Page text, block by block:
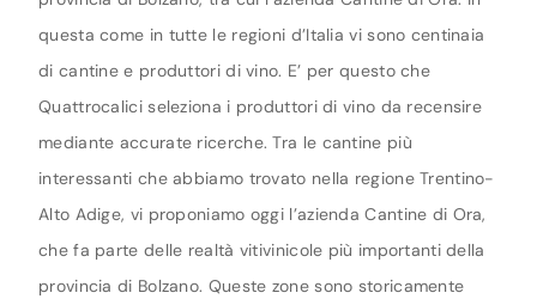
questa come in tutte le regioni d’Italia vi sono centinaia
di cantine e produttori di vino. E’ per questo che
Quattrocalici seleziona i produttori di vino da recensire
mediante accurate ricerche. Tra le cantine più
interessanti che abbiamo trovato nella regione Trentino-
Alto Adige, vi proponiamo oggi l’azienda Cantine di Ora,
che fa parte delle realtà vitivinicole più importanti della
provincia di Bolzano. Queste zone sono storicamente